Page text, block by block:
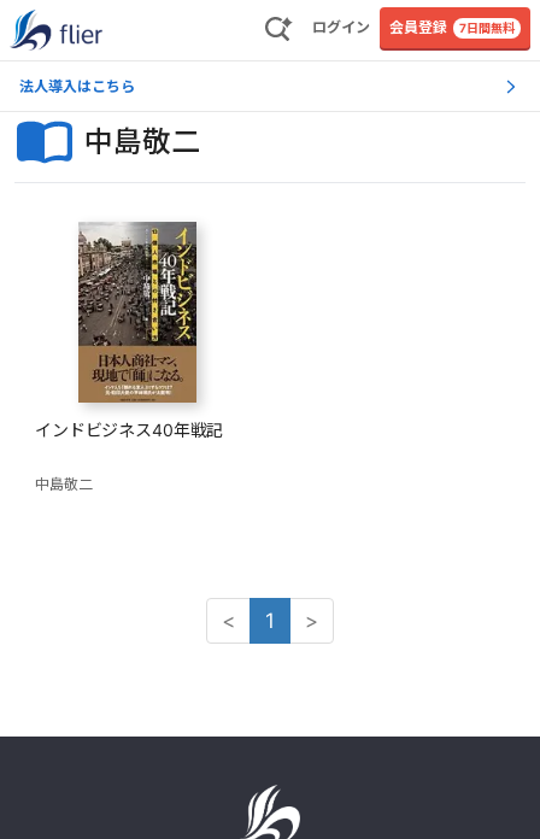
ログイン 会員登録 7日間無料
法人導入はこちら
中島敬二
インドビジネス40年戦記
中島敬二
< 1 >